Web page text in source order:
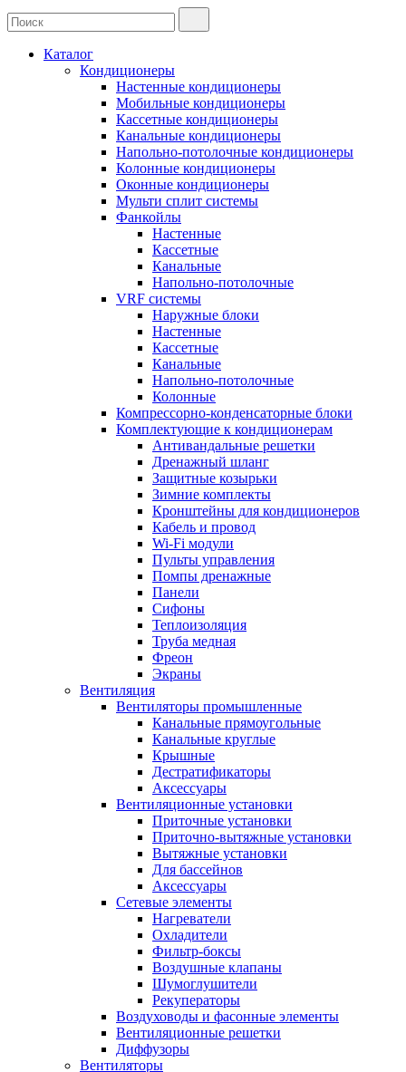
Каталог
Кондиционеры
Настенные кондиционеры
Мобильные кондиционеры
Кассетные кондиционеры
Канальные кондиционеры
Напольно-потолочные кондиционеры
Колонные кондиционеры
Оконные кондиционеры
Мульти сплит системы
Фанкойлы
Настенные
Кассетные
Канальные
Напольно-потолочные
VRF системы
Наружные блоки
Настенные
Кассетные
Канальные
Напольно-потолочные
Колонные
Компрессорно-конденсаторные блоки
Комплектующие к кондиционерам
Антивандальные решетки
Дренажный шланг
Защитные козырьки
Зимние комплекты
Кронштейны для кондиционеров
Кабель и провод
Wi-Fi модули
Пульты управления
Помпы дренажные
Панели
Сифоны
Теплоизоляция
Труба медная
Фреон
Экраны
Вентиляция
Вентиляторы промышленные
Канальные прямоугольные
Канальные круглые
Крышные
Дестратификаторы
Аксессуары
Вентиляционные установки
Приточные установки
Приточно-вытяжные установки
Вытяжные установки
Для бассейнов
Аксессуары
Сетевые элементы
Нагреватели
Охладители
Фильтр-боксы
Воздушные клапаны
Шумоглушители
Рекуператоры
Воздуховоды и фасонные элементы
Вентиляционные решетки
Диффузоры
Вентиляторы